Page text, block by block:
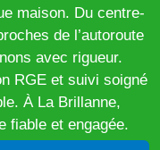
maison. Du centre-
de l’autoroute
avec rigueur.
RGE et suivi soigné
À La Brillanne,
fiable et engagée.